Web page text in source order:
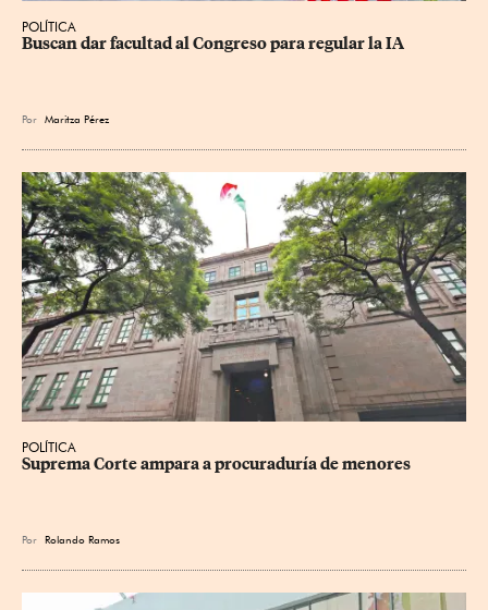
POLÍTICA
Buscan dar facultad al Congreso para regular la IA
Por Maritza Pérez
POLÍTICA
Suprema Corte ampara a procuraduría de menores
Por Rolando Ramos